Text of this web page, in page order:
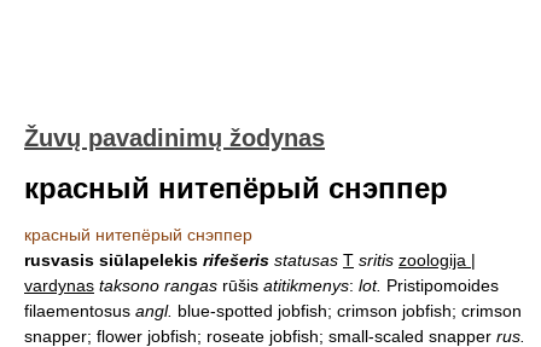
Žuvų pavadinimų žodynas
красный нитепёрый снэппер
красный нитепёрый снэппер
rusvasis siūlapelekis rifešeris statusas T sritis zoologija |
vardynas taksono rangas rūšis atitikmenys: lot. Pristipomoides
filaementosus angl. blue-spotted jobfish; crimson jobfish; crimson
snapper; flower jobfish; roseate jobfish; small-scaled snapper rus.